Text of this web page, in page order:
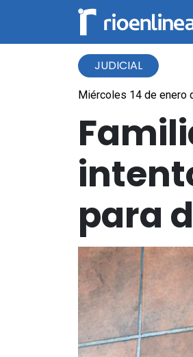
JUDICIAL
Miércoles 14 de enero
para